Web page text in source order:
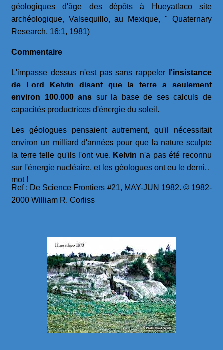
géologiques d'âge des dépôts à Hueyatlaco site
archéologique, Valsequillo, au Mexique, " Quaternary
Research, 16:1, 1981)
Commentaire
L'impasse dessus n'est pas sans rappeler
l'insistance
de Lord Kelvin disant que la terre a seulement
environ 100.000 ans sur la base de ses calculs de
capacités productrices d'énergie du soleil.
Les géologues pensaient autrement, qu'il nécessitait
environ un milliard d'années pour que la nature sculpte
la terre telle qu'ils l'ont vue. Kelvin n'a pas été reconnu
sur l'énergie nucléaire, et les géologues ont eu le dernier
mot !
Ref : De Science Frontiers #21, MAY-JUN 1982. © 1982-
2000 William R. Corliss